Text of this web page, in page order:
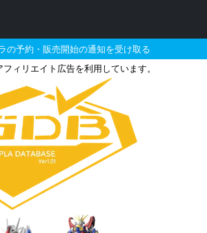
の予約・販売開始の通知を受け取る
ィリエイト広告を利用しています。
（ベラ・ロナ スペ